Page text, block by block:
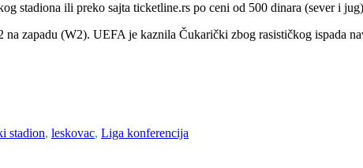
stadiona ili preko sajta ticketline.rs po ceni od 500 dinara (sever i
na zapadu (W2). UEFA je kaznila Čukarički zbog rasističkog ispada
stadion, leskovac, Liga konferencija